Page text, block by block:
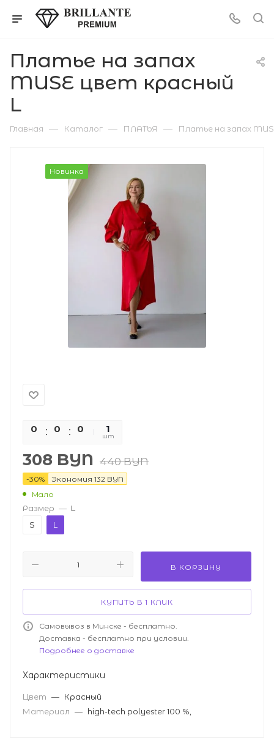
Платье на запах
MUSE цвет красный
L
Главная — Каталог — ПЛАТЬЯ — Платье на запах
Новинка
0 0 0 01
шт
308 BYN 440BYN
-30% Экономия 132 BYN
Мало
Размер — L
S
L
В КОРЗИНУ
КУПИТЬ В 1 КЛИК
Самовывоз в Минске - бесплатно.
Доставка - бесплатно при условии.
Подробнее о доставке
Характеристики
Цвет — Красный
Материал — high-tech polyester 100 %,